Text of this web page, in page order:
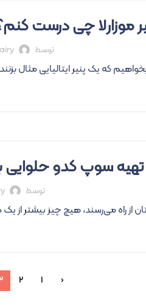
چی درست کنم؟ ۷ غذای خوشمزه با پنیر
توسط
که یک پنیر ایتالیایی مثال
تهیه سوپ کدو حلوایی
توسط
از راه می‌رسند، هیچ چیز بیشتر
‹
1
2